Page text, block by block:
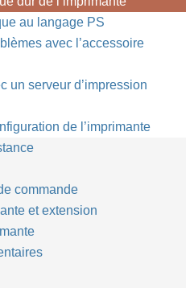
au langage PS
avec l’accessoire
un serveur d’impression
de l’imprimante
commande
et extension